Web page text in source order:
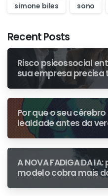
simone biles
sono
Recent Posts
Risco psicossocial
sua empresa precisa
primeira fiscalização
Por que o seu
lealdade antes da
A NOVA FADIGA DA
modelo cobra mais